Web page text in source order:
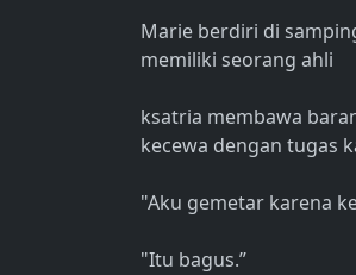
Marie berdiri di
memiliki seorang ahli
ksatria membawa
kecewa dengan tugas
"Aku gemetar karena
"Itu bagus.”